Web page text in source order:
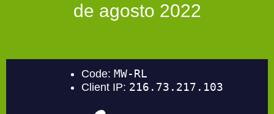
de agosto 2022